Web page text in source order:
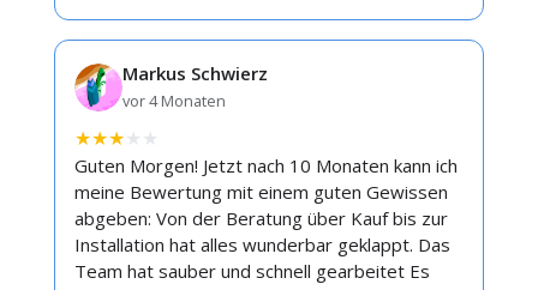
Markus Schwierz
vor 4 Monaten
★★★★ ★
Guten Morgen! Jetzt nach 10 Monaten kann ich
meine Bewertung mit einem guten Gewissen
abgeben: Von der Beratung über Kauf bis zur
Installation hat alles wunderbar geklappt. Das
Team hat sauber und schnell gearbeitet Es